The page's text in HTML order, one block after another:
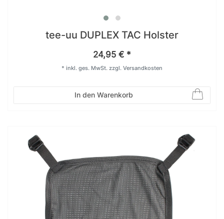
tee-uu DUPLEX TAC Holster
24,95 € *
In den Warenkorb
* inkl. ges. MwSt. zzgl. Versandkosten